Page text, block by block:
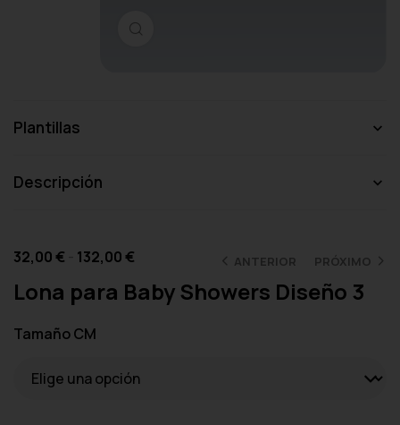
Plantillas
Descripción
ANTERIOR PRÓXIMO
32,00€ 132,00€
Lona para Baby Showers Diseño 3
Tamaño CM